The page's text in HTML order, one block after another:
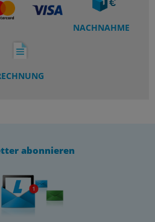
NACHNAHME
abonnieren